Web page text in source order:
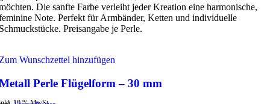
Die sanfte Farbe verleiht jeder Kreation eine harmonische,
Note. Perfekt für Armbänder, Ketten und individuelle
Preisangabe je Perle.
Wunschzettel hinzufügen
Perle Flügelform – 30 mm